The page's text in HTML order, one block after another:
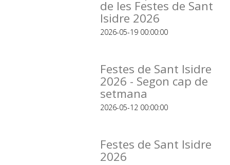
de les Festes de Sant
Isidre 2026
2026-05-19 00:00:00
Festes de Sant Isidre
2026 - Segon cap de
setmana
2026-05-12 00:00:00
Festes de Sant Isidre
2026